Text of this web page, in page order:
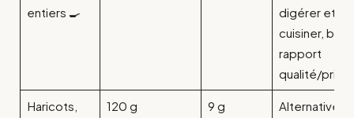
entiers 🍳
digérer et à
cuisiner, bon
rapport
qualité/prix
Haricots,
120 g 9 g
Alternatives